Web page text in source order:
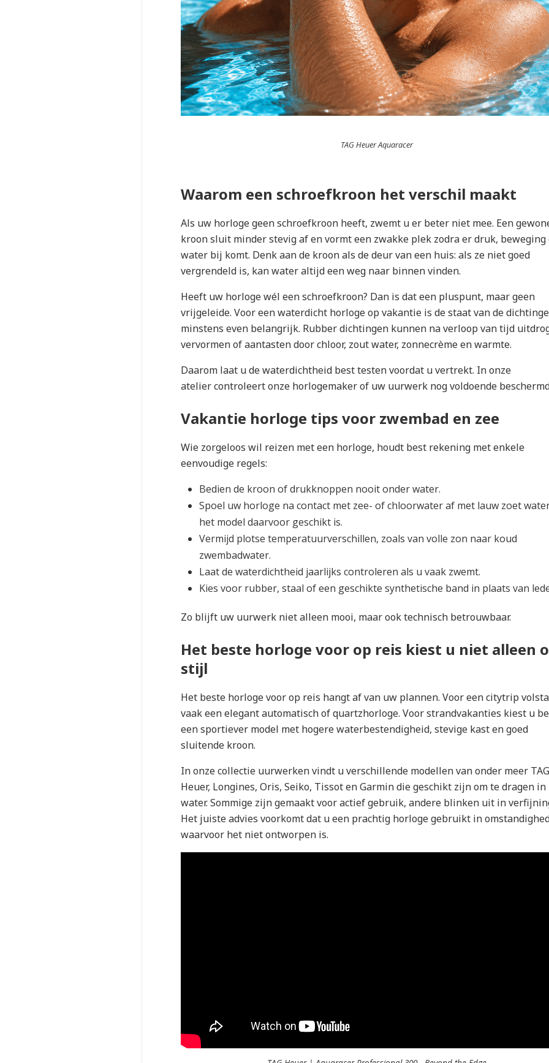
TAG Heuer Aquaracer
Waarom een schroefkroon het verschil maakt
Als uw horloge geen schroefkroon heeft, zwemt u er beter niet mee. Een
kroon sluit minder stevig af en vormt een zwakke plek zodra er druk, beweging
water bij komt. Denk aan de kroon als de deur van een huis: als ze niet goed
vergrendeld is, kan water altijd een weg naar binnen vinden.
Heeft uw horloge wél een schroefkroon? Dan is dat een pluspunt, maar geen
vrijgeleide. Voor een waterdicht horloge op vakantie is de staat van de
minstens even belangrijk. Rubber dichtingen kunnen na verloop van tijd
vervormen of aantasten door chloor, zout water, zonnecrème en warmte.
Daarom laat u de waterdichtheid best testen voordat u vertrekt. In onze
atelier controleert onze horlogemaker of uw uurwerk nog voldoende
Vakantie horloge tips voor zwembad en zee
Wie zorgeloos wil reizen met een horloge, houdt best rekening met enkele
eenvoudige regels:
Bedien de kroon of drukknoppen nooit onder water.
Spoel uw horloge na contact met zee- of chloorwater af met lauw zoet
het model daarvoor geschikt is.
Vermijd plotse temperatuurverschillen, zoals van volle zon naar koud
zwembadwater.
Laat de waterdichtheid jaarlijks controleren als u vaak zwemt.
Kies voor rubber, staal of een geschikte synthetische band in plaats van
Zo blijft uw uurwerk niet alleen mooi, maar ook technisch betrouwbaar.
Het beste horloge voor op reis kiest u niet alleen
stijl
Het beste horloge voor op reis hangt af van uw plannen. Voor een citytrip
vaak een elegant automatisch of quartzhorloge. Voor strandvakanties kiest u
een sportiever model met hogere waterbestendigheid, stevige kast en goed
sluitende kroon.
In onze collectie uurwerkenvindt u verschillende modellen van onder meer TAG
Heuer, Longines, Oris, Seiko, Tissot en Garmin die geschikt zijn om te dragen
water. Sommige zijn gemaakt voor actief gebruik, andere blinken uit in
Het juiste advies voorkomt dat u een prachtig horloge gebruikt in
waarvoor het niet ontworpen is.